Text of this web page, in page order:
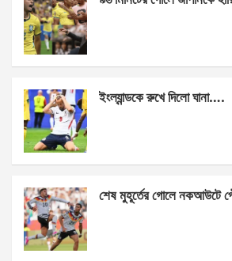
ইংল্যান্ডকে রুখে দিলো ঘানা….
শেষ মুহূর্তের গোলে নকআউটে